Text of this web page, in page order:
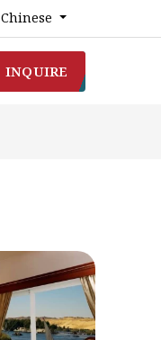
Chinese
INQUIRE